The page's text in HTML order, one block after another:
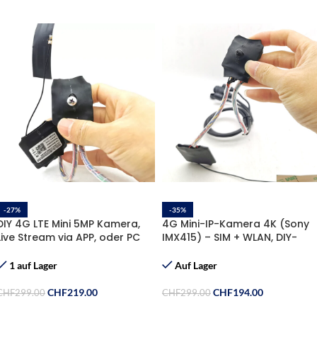
-27%
4G LTE Mini 5MP Kamera,
Stream via APP, oder PC
Gratis Sim-
1 auf Lager
299.00 CHF219.00
-35%
4G Mini-IP-Kamera 4K (Sony
IMX415) – SIM + WLAN, DIY-
Auf Lager
CHF299.00 CHF194.00